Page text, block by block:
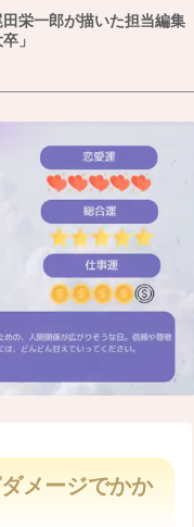
栄一郎が描いた担当編集
」
M
u
t
メージでかか